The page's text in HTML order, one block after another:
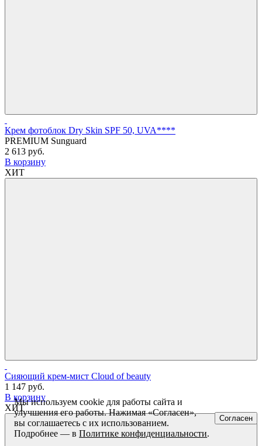
Крем фотоблок Dry Skin SPF 50, UVA****
PREMIUM Sunguard
2 613 руб.
В корзину
ХИТ
Сияющий крем-мист Cloud of beauty
1 147 руб.
В корзину
ХИТ
Мы используем cookie для работы сайта и
улучшения его работы. Нажимая «Согласен»,
вы соглашаетесь с их использованием.
Подробнее — вПолитике конфиденциальности.
Согласен